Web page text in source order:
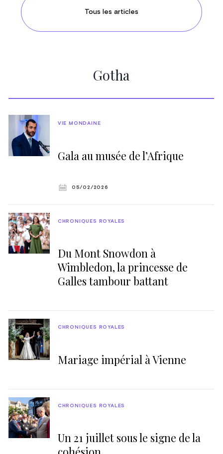
Tous les articles
Gotha
Gala au musée de l’Afrique
VIE MONDAINE
05/02/2026
Du Mont Snowdon à
Wimbledon, la princesse de
Galles tambour battant
CHRONIQUES ROYALES
Mariage impérial à Vienne
CHRONIQUES ROYALES
Un 21 juillet sous le signe de la
CHRONIQUES ROYALES